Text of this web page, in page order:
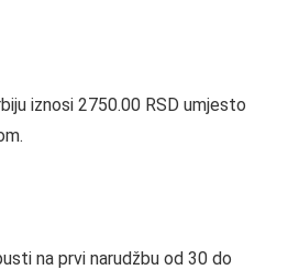
iznosi 2750.00 RSD umjesto
na prvi narudžbu od 30 do